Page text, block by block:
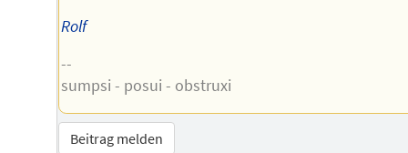
Rolf
--
sumpsi - posui - obstruxi
Beitrag melden